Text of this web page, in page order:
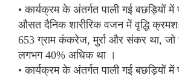
• कार्यक्रम के अंतर्गत पाली गई बछड़ियों
औसत दैनिक शारीरिक वजन में वृद्धि
653 ग्राम कंकरेज, मुर्रा और संकर था, जो
लगभग 40% अधिक था ।
• कार्यक्रम के अंतर्गत पाली गई बछड़ियों